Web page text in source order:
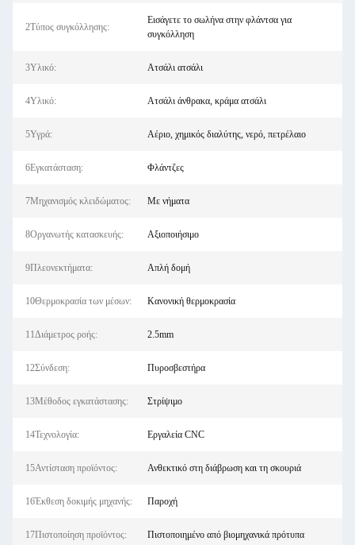
2Τύπος συγκόλλησης:
Εισάγετε το σωλήνα στην φλάντσα για
συγκόλληση
3Υλικό: Ατσάλι ατσάλι
4Υλικό: Ατσάλι άνθρακα, κράμα ατσάλι
5Υγρά: Αέριο, χημικός διαλύτης, νερό, πετρέλαιο
6Εγκατάσταση: Φλάντζες
7Μηχανισμός κλειδώματος: Με νήματα
8Οργανωτής κατασκευής: Αξιοποιήσιμο
9Πλεονεκτήματα: Απλή δομή
10Θερμοκρασία των μέσων: Κανονική θερμοκρασία
11Διάμετρος ροής: 2.5mm
12Σύνδεση: Πυροσβεστήρα
13Μέθοδος εγκατάστασης: Στρίψιμο
14Τεχνολογία: Εργαλεία CNC
15Αντίσταση προϊόντος: Ανθεκτικό στη διάβρωση και τη σκουριά
16Έκθεση δοκιμής μηχανής: Παροχή
17Πιστοποίηση προϊόντος: Πιστοποιημένο από βιομηχανικά πρότυπα